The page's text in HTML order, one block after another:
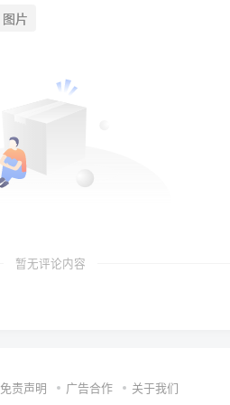
图片
暂无评论内容
免责声明 广告合作 关于我们